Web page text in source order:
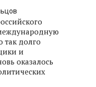
так долго
и
оказалось